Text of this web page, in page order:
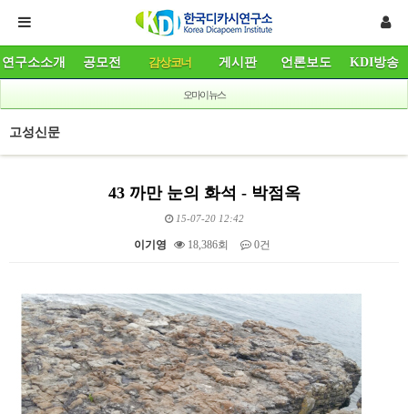
연구소소개 공모전 감상코너 게시판 언론보도 KDI방송
오마이뉴스
고성신문
43 까만 눈의 화석 - 박점옥
15-07-20 12:42
이기영 18,386회 0건